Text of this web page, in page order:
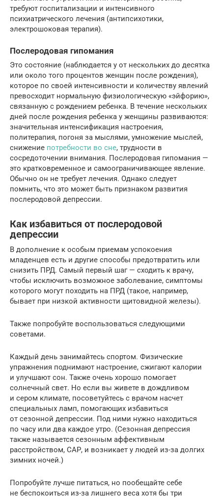
требуют госпитализации и интенсивного
психиатрического лечения (антипсихотики,
электрошоковая терапия).
Послеродовая гипомания
Это состояние (наблюдается у от нескольких до десятка
или около того процентов женщин после рождения),
которое по своей интенсивности и количеству явлений
превосходит нормальную физиологическую «эйфорию»,
связанную с рождением ребенка. В течение нескольких
дней после рождения ребенка у женщины развиваются:
значительная интенсификация настроения,
политерапия, погоня за мыслями, умножение мыслей,
снижение потребности во сне, трудности в
сосредоточении внимания. Послеродовая гипомания —
это кратковременное и самоограничивающее явление.
Обычно он не требует лечения. Однако следует
помнить, что это может быть признаком развития
послеродовой депрессии.
Как избавиться от послеродовой
депрессии
В дополнение к особым приемам успокоения
младенцев есть и другие способы предотвратить или
снизить ПРД. Самый первый шаг — сходить к врачу,
чтобы исключить возможное заболевание, симптомы
которого могут походить на ПРД (такое, например,
бывает при низкой активности щитовидной железы).
Также попробуйте воспользоваться следующими
советами.
Каждый день занимайтесь спортом. Физические
упражнения поднимают настроение, сжигают калории
и улучшают сон. Также очень хорошо помогает
солнечный свет. Но если вы живете в дождливом
и сером климате, посоветуйтесь с врачом насчет
специальных ламп, помогающих избавиться
от сезонной депрессии. Под ними нужно находиться
по часу или два каждое утро. (Сезонная депрессия
также называется сезонным аффективным
расстройством, САР, и возникает у людей из-за долгих
зимних ночей.)
Попробуйте лучше питаться, но пообещайте себе
не беспокоиться из-за лишнего веса хотя бы три